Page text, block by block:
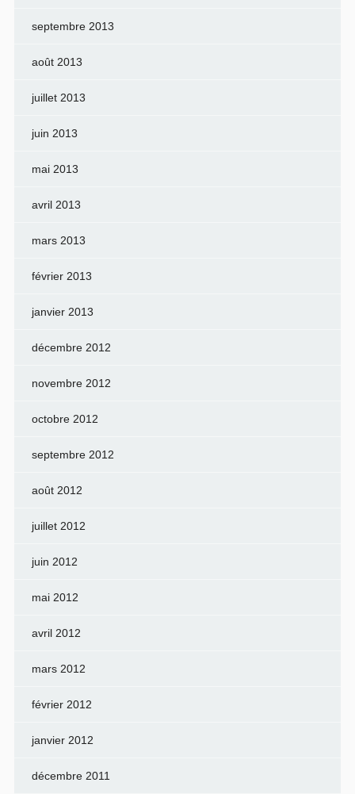
septembre 2013
août 2013
juillet 2013
juin 2013
mai 2013
avril 2013
mars 2013
février 2013
janvier 2013
décembre 2012
novembre 2012
octobre 2012
septembre 2012
août 2012
juillet 2012
juin 2012
mai 2012
avril 2012
mars 2012
février 2012
janvier 2012
décembre 2011